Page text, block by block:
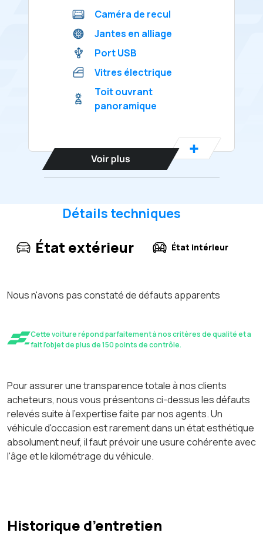
Caméra de recul
Jantes en alliage
Port USB
Vitres électrique
Toit ouvrant
panoramique
Détails techniques
État extérieur État intérieur
Nous n'avons pas constaté de défauts apparents
Cette voiture répond parfaitement à nos critères de qualité et a
fait l'objet de plus de 150 points de contrôle.
Pour assurer une transparence totale à nos clients
acheteurs, nous vous présentons ci-dessus les défauts
relevés suite à l'expertise faite par nos agents. Un
véhicule d'occasion est rarement dans un état esthétique
absolument neuf, il faut prévoir une usure cohérente avec
l'âge et le kilométrage du véhicule.
Historique d’entretien